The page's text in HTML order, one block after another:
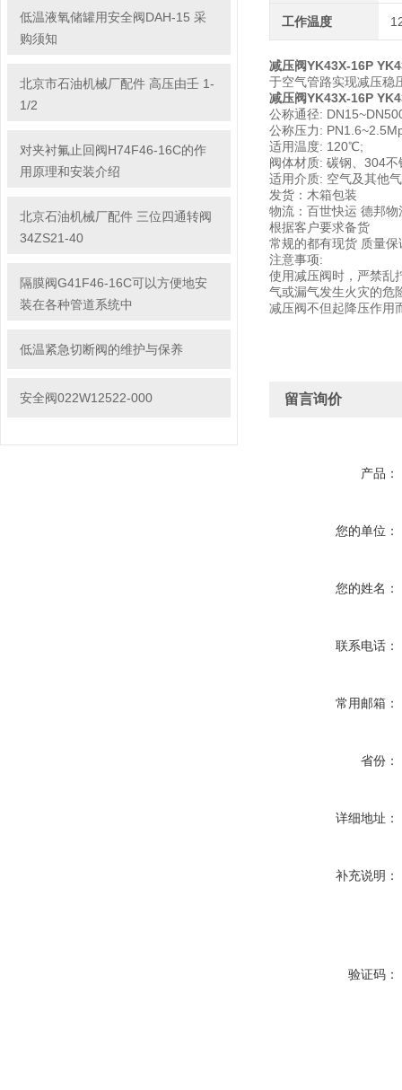
低温液氧储罐用安全阀DAH-15 采
购须知
北京市石油机械厂配件 高压由壬 1-
1/2
对夹衬氟止回阀H74F46-16C的作
用原理和安装介绍
北京石油机械厂配件 三位四通转阀
34ZS21-40
隔膜阀G41F46-16C可以方便地安
装在各种管道系统中
低温紧急切断阀的维护与保养
安全阀022W12522-000
工作温度
减压阀YK43X-16P
于空气管路实现减压稳
减压阀YK43X-16P
公称通径:
公称压力:
适用温度: 120℃;
阀体材质: 碳钢、304不
适用介质: 空气及其他
发货：木箱包装
物流：百世快运 德邦
根据客户要求备货
常规的都有现货 质量
注意事项:
使用减压阀时，严禁乱
气或漏气发生火灾的危
减压阀不但起降压作用
留言询价
产品：
您的单位：
您的姓名：
联系电话：
常用邮箱：
省份：
详细地址：
补充说明：
验证码：